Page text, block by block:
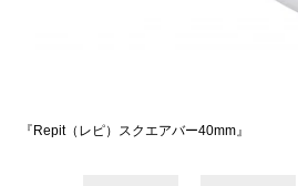
『Repit（レピ）スクエアバー40mm』